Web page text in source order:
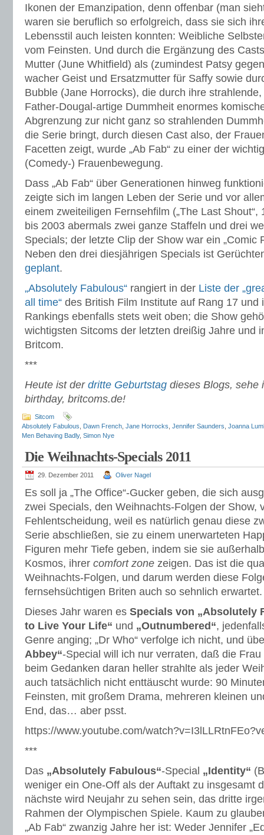
Ikonen der Emanzipation, denn offenbar (man
waren sie beruflich so erfolgreich, dass sie sich
Lebensstil auch leisten konnten: Weibliche
vom Feinsten. Und durch die Ergänzung des
Mutter (June Whitfield) als (zumindest Patsy
wacher Geist und Ersatzmutter für Saffy sowie
Bubble (Jane Horrocks), die durch ihre
Father-Dougal-artige Dummheit enormes
Abgrenzung zur nicht ganz so strahlenden
die Serie bringt, durch diesen Cast also, der
Facetten zeigt, wurde „Ab Fab“ zu einer der
(Comedy-) Frauenbewegung.
Dass „Ab Fab“ über Generationen hinweg
zeigte sich im langen Leben der Serie und vor
einem zweiteiligen Fernsehfilm („The Last Shout“,
bis 2003 abermals zwei ganze Staffeln und drei
Specials; der letzte Clip der Show war ein „Comic
Neben den drei diesjährigen Specials ist
geplant.
„Absolutely Fabulous“ rangiert in der Liste der
all time“ des British Film Institute auf Rang 17 und
Rankings ebenfalls stets weit oben; die Show
wichtigsten Sitcoms der letzten dreißig Jahre und
Britcom.
***
Heute ist der dritte Geburtstag dieses Blogs, sehe
birthday, britcoms.de!
Sitcom
Absolutely Fabulous
Dawn French Jane Horrocks Jennifer Saunders Joanna
Men Behaving Badly, Simon Nye
Die Weihnachts-Specials 2011
29. Dezember 2011 Oliver Nagel
Es soll ja „The Office“-Gucker geben, die sich
zwei Specials, den Weihnachts-Folgen der Show,
Fehlentscheidung, weil es natürlich genau diese
Serie abschließen, sie zu einem unerwarteten
Figuren mehr Tiefe geben, indem sie sie
Kosmos, ihrer comfort zone zeigen. Das ist die
Weihnachts-Folgen, und darum werden diese
fernsehsüchtigen Briten auch so sehnlich erwartet.
Dieses Jahr waren es Specials von „Absolutely
to Live Your Life“ und „Outnumbered“,
Genre anging; „Dr Who“ verfolge ich nicht, und
Abbey“-Special will ich nur verraten, daß die
beim Gedanken daran heller strahlte als jeder
auch tatsächlich nicht enttäuscht wurde: 90
Feinsten, mit großem Drama, mehreren kleinen
End, das… aber psst.
https://www.youtube.com/
***
Das „Absolutely Fabulous“-Special „Identity“
weniger ein One-Off als der Auftakt zu insgesamt
nächste wird Neujahr zu sehen sein, das dritte
Rahmen der Olympischen Spiele. Kaum zu
„Ab Fab“ zwanzig Jahre her ist: Weder Jennifer